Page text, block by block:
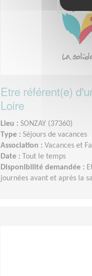
Etre référent(e)
Loire
Lieu : SONZAY (37360)
Type : Séjours de vacances
Association : Vacances et
Date :
Tout le temps
Disponibilité demandée :
journées avant et après la